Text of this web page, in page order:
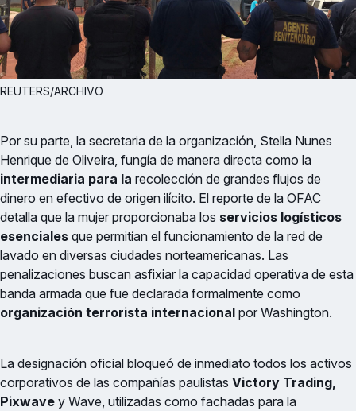
REUTERS/ARCHIVO
Por su parte, la secretaria de la organización, Stella Nunes
Henrique de Oliveira, fungía de manera directa como la
intermediaria para la recolección de grandes flujos de
dinero en efectivo de origen ilícito. El reporte de la OFAC
detalla que la mujer proporcionaba los servicios logísticos
esenciales que permitían el funcionamiento de la red de
lavado en diversas ciudades norteamericanas. Las
penalizaciones buscan asfixiar la capacidad operativa de esta
banda armada que fue declarada formalmente como
organización terrorista internacional por Washington.
La designación oficial bloqueó de inmediato todos los activos
corporativos de las compañías paulistas Victory Trading,
Pixwave y Wave, utilizadas como fachadas para la